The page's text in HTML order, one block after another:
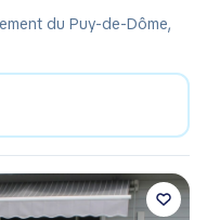
du Puy-de-Dôme,